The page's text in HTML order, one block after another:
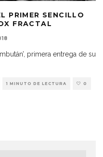
PRIMER SENCILLO
FRACTAL
primera entrega de su
1 MINUTO DE LECTURA 0